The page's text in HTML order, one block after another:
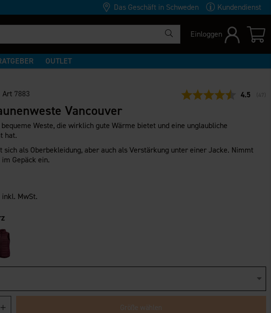
Das Geschäft in Schweden Kundendienst
Einloggen
OUTLET
| Art 7883 4.5 (47
Vancouver
Weste, die wirklich gute Wärme bietet und eine unglaubliche
hat.
sich als Oberbekleidung, aber auch als Verstärkung unter einer Jacke. Nimmt
Gepäck ein.
inkl. MwSt.
Größe wählen